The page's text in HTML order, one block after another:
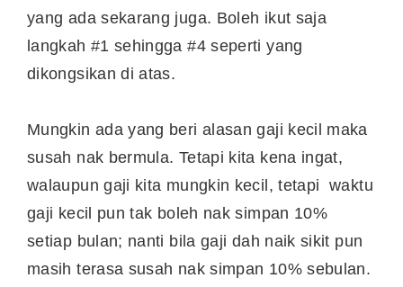
yang ada sekarang juga. Boleh ikut saja
langkah #1 sehingga #4 seperti yang
dikongsikan di atas.
Mungkin ada yang beri alasan gaji kecil maka
susah nak bermula. Tetapi kita kena ingat,
walaupun gaji kita mungkin kecil, tetapi waktu
gaji kecil pun tak boleh nak simpan 10%
setiap bulan; nanti bila gaji dah naik sikit pun
masih terasa susah nak simpan 10% sebulan.